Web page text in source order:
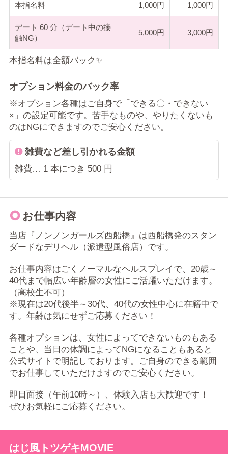
本指名料 1,000 1,000
デート 60 分（デート中の接
触NG）
5,000 3,000
本指名料は全額バック✨
オプション料金のバック率
※オプション各種はご自身で「できる〇・できない
×」の設定可能です。苦手なものや、やりたくないも
のはNGにできますのでご安心ください。
雑費など差し引かれる金額
雑費… 1 本につき 500 円
お仕事内容
当店『ノンノンガールズ西船橋』は西船橋発のスタン
ダードなデリヘル（派遣型風俗店）です。
お仕事内容はごくノーマルなヘルスプレイで、20歳～
40代まで幅広い年齢層の女性にご活躍いただけます。
（高校生不可）
※現在は20代後半～30代、40代の女性中心に在籍中で
す。年齢は気にせずご応募ください！
各種オプションは、女性によってできないものもある
ことや、当日の体調によってNGになることもあると
公式サイトで明記しております。ご自身のできる範囲
でお仕事していただけますのでご安心ください。
即日面接（午前10時～）、体験入店も大歓迎です！
ぜひお気軽にご応募ください。
はじ風トツゲキMOVIE